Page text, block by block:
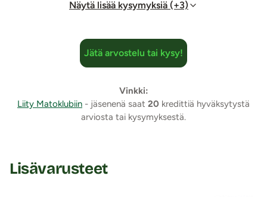
Näytä lisää kysymyksiä (+3)
Jätä arvostelu tai kysy!
Vinkki:
Liity Matoklubiin - jäsenenä saat 20 kredittiä hyväksytystä
arviosta tai kysymyksestä.
Lisävarusteet